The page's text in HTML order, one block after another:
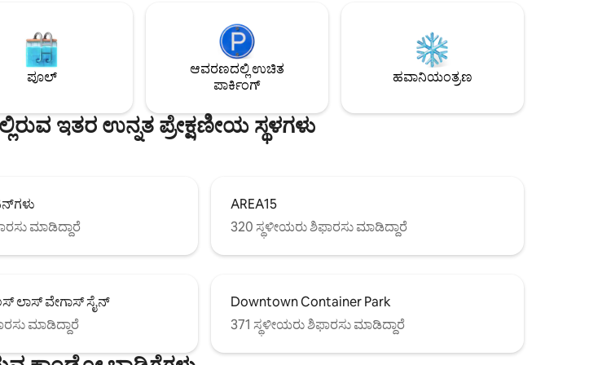
Netflix, Hulu, HBO, Disney+, Prime Video,
ESPN ಎಲೆಕ್ಟ್ರಿಕ್ ಕುಕ್‌ಟಾಪ್ ಸ್ಟವ್ ಡಿಶ್‌ವಾಶರ್
ಉತ್ತಮ ಗುಣಮಟ್ಟದ ಕಾಫಿ ಮೇಕರ್ ವಿಟಮಿಕ್ಸ್
ಬ್ಲೆಂಡರ್
ನೋಟಗಳೊಂದಿಗೆ ವಿಸ್ತಾರವಾದ ವಾರ್ಪ್-ಅರೌಂಡ್
ಪೂಲ್
ಆವರಣದಲ್ಲಿ ಉಚಿತ
ಪಾರ್ಕಿಂಗ್
ಹವಾನಿಯಂತ್ರಣ
ಇತರ ಉನ್ನತ ಪ್ರೇಕ್ಷಣೀಯ ಸ್ಥಳಗಳು
ಮಾಡಿದ್ದಾರೆ
AREA15
320 ಸ್ಥಳೀಯರು ಶಿಫಾರಸು ಮಾಡಿದ್ದಾರೆ
ಲಾಸ್ ವೇಗಾಸ್ ಸೈನ್
ಮಾಡಿದ್ದಾರೆ
Downtown Container Park
371 ಸ್ಥಳೀಯರು ಶಿಫಾರಸು ಮಾಡಿದ್ದಾರೆ